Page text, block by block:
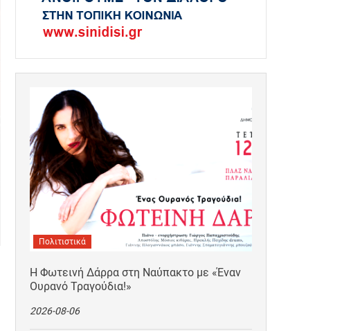
Πολιτιστικά
Η Φωτεινή Δάρρα στη Ναύπακτο με «Έναν
Ουρανό Τραγούδια!»
2026-08-06